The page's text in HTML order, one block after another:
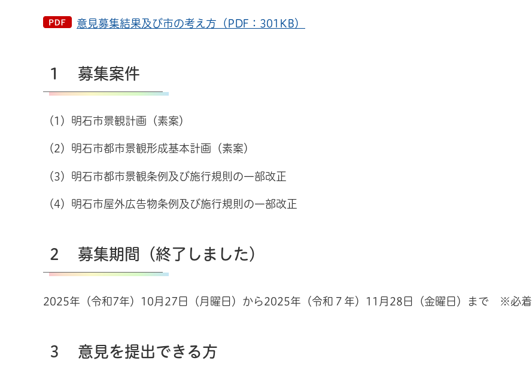
意見募集結果及び市の考え方（PDF：301KB）
１ 募集案件
（1）明石市景観計画（素案）
（2）明石市都市景観形成基本計画（素案）
（3）明石市都市景観条例及び施行規則の一部改正
（4）明石市屋外広告物条例及び施行規則の一部改正
２ 募集期間（終了しました）
2025年（令和7年）10月27日（月曜日）から2025年（令和７年）11月28日（金曜日）まで ※必着
３ 意見を提出できる方